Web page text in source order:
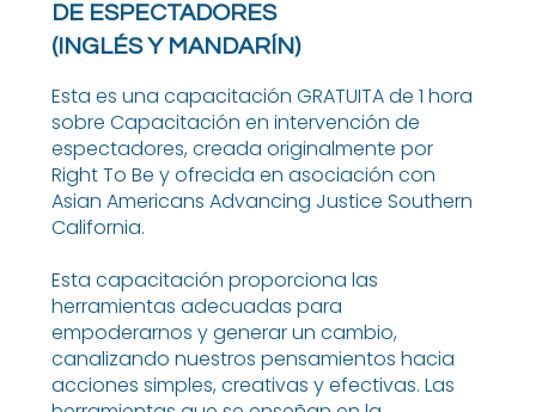
DE ESPECTADORES
(INGLÉS Y MANDARÍN)
Esta es una capacitación GRATUITA de 1 hora
sobre Capacitación en intervención de
espectadores, creada originalmente por
Right To Be y ofrecida en asociación con
Asian Americans Advancing Justice Southern
California.
Esta capacitación proporciona las
herramientas adecuadas para
empoderarnos y generar un cambio,
canalizando nuestros pensamientos hacia
acciones simples, creativas y efectivas. Las